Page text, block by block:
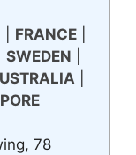
FRANCE|
SWEDEN
78